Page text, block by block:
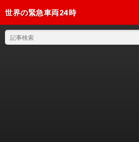
世界の緊急車両24時